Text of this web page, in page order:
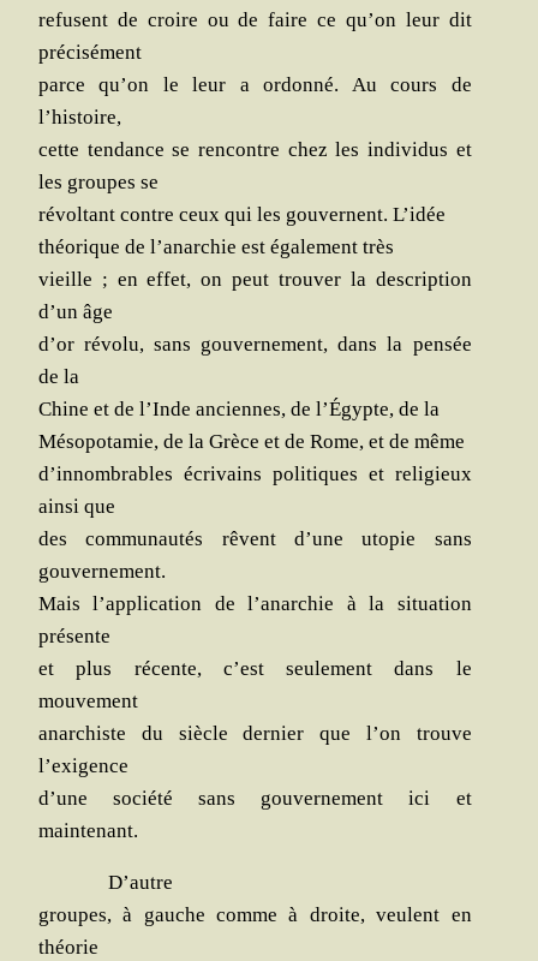
refusent de croire ou de faire ce qu’on leur dit
précisément
parce qu’on le leur a ordon­né. Au cours de
l’histoire,
cette ten­dance se ren­contre chez les indi­vi­dus et
les groupes se
révol­tant contre ceux qui les gou­vernent. L’idée
théo­rique de l’anarchie est éga­le­ment très
vieille ; en effet, on peut trou­ver la des­crip­tion
d’un âge
d’or révo­lu, sans gou­ver­ne­ment, dans la pen­sée
de la
Chine et de l’Inde anciennes, de l’Égypte, de la
Méso­po­ta­mie, de la Grèce et de Rome, et de même
d’innombrables écri­vains poli­tiques et reli­gieux
ain­si que
des com­mu­nau­tés rêvent d’une uto­pie sans
gouvernement.
Mais l’application de l’anarchie à la situa­tion
présente
et plus récente, c’est seule­ment dans le
mouvement
anar­chiste du siècle der­nier que l’on trouve
l’exigence
d’une socié­té sans gou­ver­ne­ment ici et
maintenant.
D’autre
groupes, à gauche comme à droite, veulent en
théorie